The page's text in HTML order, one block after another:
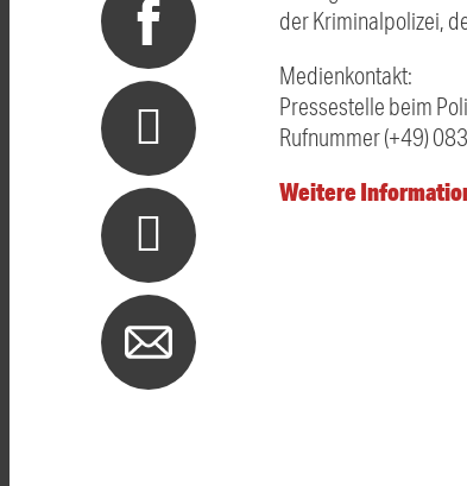
der Kriminalpolizei,
Medienkontakt:
Pressestelle beim
Rufnummer (+49)
Weitere